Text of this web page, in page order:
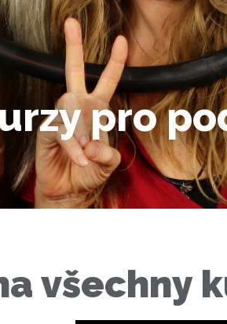
pro
všechny